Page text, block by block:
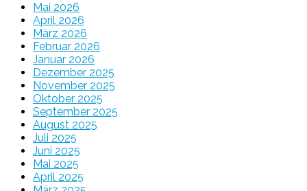
Mai 2026
April 2026
März 2026
Februar 2026
Januar 2026
Dezember 2025
November 2025
Oktober 2025
September 2025
August 2025
Juli 2025
Juni 2025
Mai 2025
April 2025